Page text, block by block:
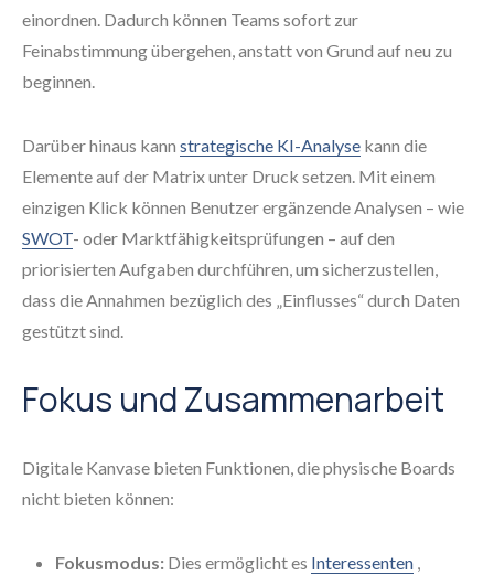
einordnen. Dadurch können Teams sofort zur
Feinabstimmung übergehen, anstatt von Grund auf neu zu
beginnen.
Darüber hinaus kann strategische KI-Analyse kann die
Elemente auf der Matrix unter Druck setzen. Mit einem
einzigen Klick können Benutzer ergänzende Analysen – wie
SWOT- oder Marktfähigkeitsprüfungen – auf den
priorisierten Aufgaben durchführen, um sicherzustellen,
dass die Annahmen bezüglich des „Einflusses“ durch Daten
gestützt sind.
Fokus und Zusammenarbeit
Digitale Kanvase bieten Funktionen, die physische Boards
nicht bieten können:
Fokusmodus: Dies ermöglicht es Interessenten ,